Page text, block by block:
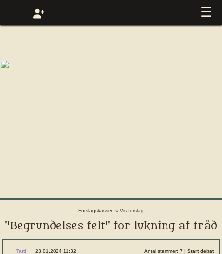
☰
Forslagskassen « Vis forslag
"Begrundelses felt" for lukning af tråd
Tatti 23.01.2024 11:32 Antal stemmer: 7 | Start debat